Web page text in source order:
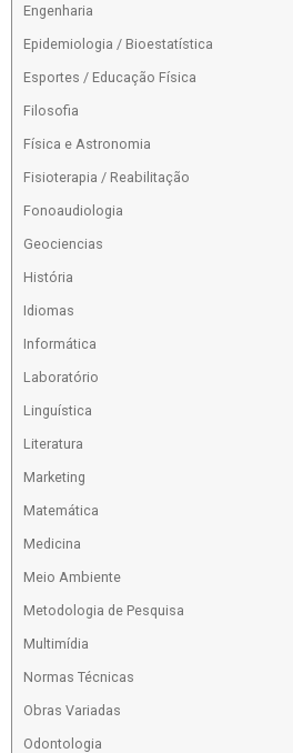
Engenharia
Epidemiologia / Bioestatística
Esportes / Educação Física
Filosofia
Física e Astronomia
Fisioterapia / Reabilitação
Fonoaudiologia
Geociencias
História
Idiomas
Informática
Laboratório
Linguística
Literatura
Marketing
Matemática
Medicina
Meio Ambiente
Metodologia de Pesquisa
Multimídia
Normas Técnicas
Obras Variadas
Odontologia